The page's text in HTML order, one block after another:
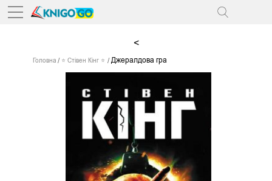
<
Головна ⭐ Стівен Кінг ⭐ Джералдова гра